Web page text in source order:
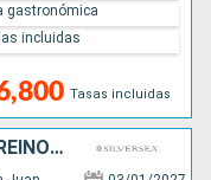
Tasas incluidas
gastronómica
incluidas
FRANCIA, ANTIGUA Y BARBUDA, REINO UNIDO, PUERTO RICO